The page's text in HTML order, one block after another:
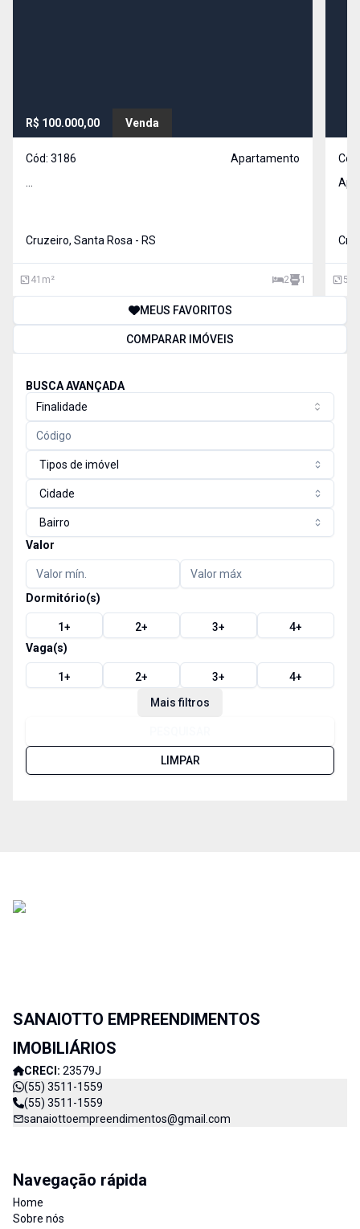
R$ 100.000,00 Venda
Cód: 3186
Apartamento
Cruzeiro, Santa Rosa - RS
41 m² 2 1
Apt
54
MEUS FAVORITOS
COMPARAR IMÓVEIS
BUSCA AVANÇADA
Finalidade
Tipos de imóvel
Cidade
Bairro
Valor
Dormitório(s)
1+ 2+ 3+ 4+
Vaga(s)
1+ 2+ 3+ 4+
Mais filtros
LIMPAR
SANAIOTTO EMPREENDIMENTOS
IMOBILIÁRIOS
CRECI: 23579J
(55) 3511-1559
(55) 3511-1559
sanaiottoempreendimentos@gmail.com
Navegação rápida
Home
Sobre nós